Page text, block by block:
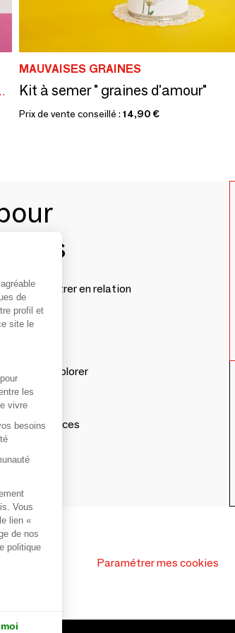
chouette"
MAUVAISES GRAINES
Kit à semer " graines d'amour"
Prix de vente conseillé : 14,90 €
et de rentrer en relation
à explorer
tendances
Paramétrer mes cookies
de
profil et
site le
les
vivre
besoins
Vous
lien «
de nos
politique